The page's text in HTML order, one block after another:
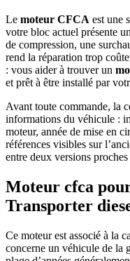
Le moteur CFCA est une
votre bloc actuel présente
de compression, une
rend la réparation trop
: vous aider à trouver un
et prêt à être installé par
Avant toute commande, la
informations du véhicule :
moteur, année de mise en
références visibles sur
entre deux versions
Moteur cfca
Transporter
Ce moteur est associé à la
concerne un véhicule de la